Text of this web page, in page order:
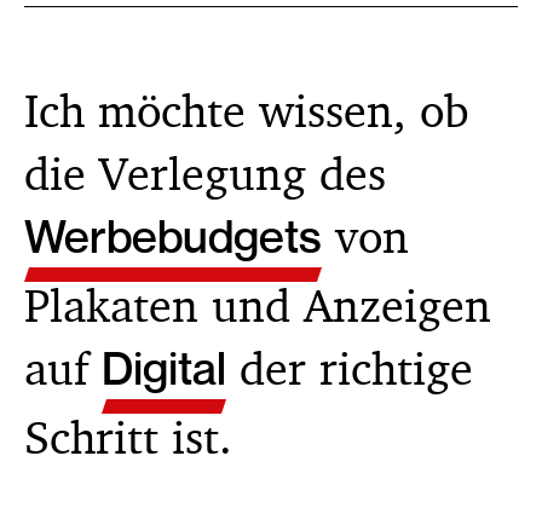
Ich möchte wissen, ob
die Verlegung des
Werbebudgets von
Plakaten und Anzeigen
auf Digital der richtige
Schritt ist.